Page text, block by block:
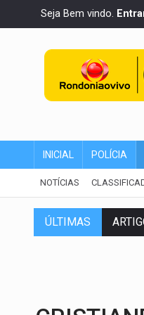
Seja Bem vindo.
INICIAL POLÍCIA
NOTÍCIAS
ÚLTIMAS